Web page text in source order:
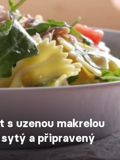
s uzenou makrelou
a připravený